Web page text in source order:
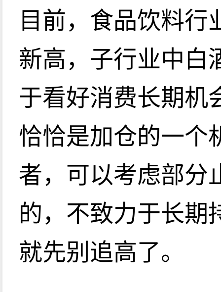
目前，食品饮料
新高，子行业中白
于看好消费长期机
恰恰是加仓的一个
者，可以考虑部分
的，不致力于长期
就先别追高了。